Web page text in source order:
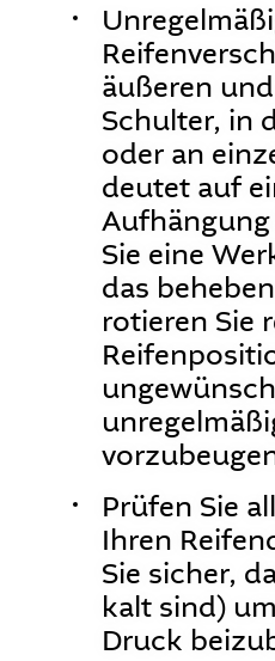
äußeren
Schulter, in
oder an
deutet auf
Sie eine
das
rotieren Sie
Prüfen Sie
Ihren
Sie sicher,
kalt sind)
Druck